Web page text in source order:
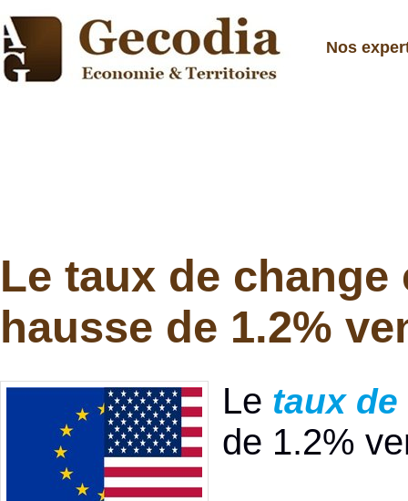
Nos
Le taux de change
hausse de 1.2%
Le taux de
de 1.2%